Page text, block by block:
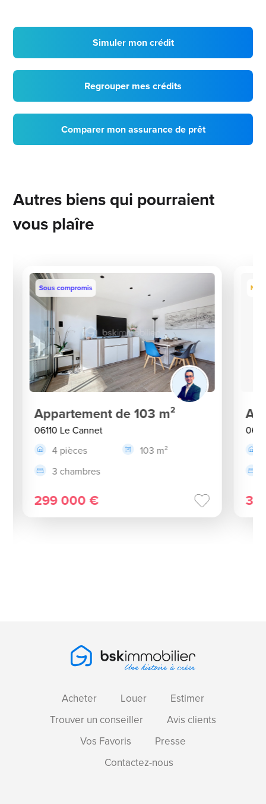
Simuler mon crédit
Regrouper mes crédits
Comparer mon assurance de prêt
Autres biens qui pourraient
vous plaîre
Sous compromis
Appartement de 103 m²
06110 Le Cannet
4 pièces
103 m²
3 chambres
299 000 €
Acheter Louer
Estimer
Trouver un conseiller
Avis clients
Vos Favoris
Presse
Contactez-nous